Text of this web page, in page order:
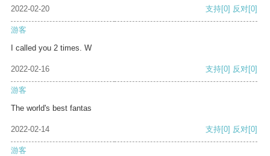
2022-02-20 支持[0] 反对[0]
游客
I called you 2 times. W
2022-02-16 支持[0] 反对[0]
游客
The world's best fantas
2022-02-14 支持[0] 反对[0]
游客